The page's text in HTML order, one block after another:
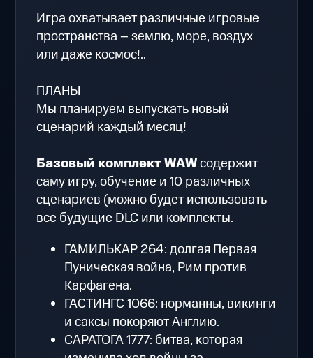
Игра охватывает различные игровые
пространства – землю, море, воздух
или даже космос!..
ПЛАНЫ
Мы планируем выпускать новый
сценарий каждый месяц!
Базовый комплект WAWсодержит
саму игру, обучение и 10 различных
сценариев (можно будет использовать
все будущие DLC или комплекты.
ГАМИЛЬКАР 264: долгая Первая
Пуническая война, Рим против
Карфагена.
ГАСТИНГС 1066: норманны, викинги
и саксы покоряют Англию.
САРАТОГА 1777: битва, которая